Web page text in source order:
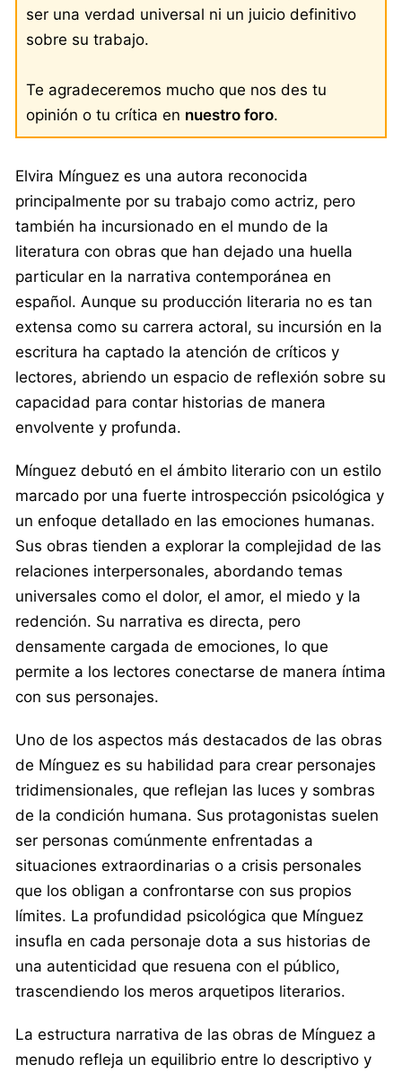
ser una verdad universal ni un juicio definitivo
sobre su trabajo.
Te agradeceremos mucho que nos des tu
opinión o tu crítica en nuestro foro.
Elvira Mínguez es una autora reconocida
principalmente por su trabajo como actriz, pero
también ha incursionado en el mundo de la
literatura con obras que han dejado una huella
particular en la narrativa contemporánea en
español. Aunque su producción literaria no es tan
extensa como su carrera actoral, su incursión en la
escritura ha captado la atención de críticos y
lectores, abriendo un espacio de reflexión sobre su
capacidad para contar historias de manera
envolvente y profunda.
Mínguez debutó en el ámbito literario con un estilo
marcado por una fuerte introspección psicológica y
un enfoque detallado en las emociones humanas.
Sus obras tienden a explorar la complejidad de las
relaciones interpersonales, abordando temas
universales como el dolor, el amor, el miedo y la
redención. Su narrativa es directa, pero
densamente cargada de emociones, lo que
permite a los lectores conectarse de manera íntima
con sus personajes.
Uno de los aspectos más destacados de las obras
de Mínguez es su habilidad para crear personajes
tridimensionales, que reflejan las luces y sombras
de la condición humana. Sus protagonistas suelen
ser personas comúnmente enfrentadas a
situaciones extraordinarias o a crisis personales
que los obligan a confrontarse con sus propios
límites. La profundidad psicológica que Mínguez
insufla en cada personaje dota a sus historias de
una autenticidad que resuena con el público,
trascendiendo los meros arquetipos literarios.
La estructura narrativa de las obras de Mínguez a
menudo refleja un equilibrio entre lo descriptivo y